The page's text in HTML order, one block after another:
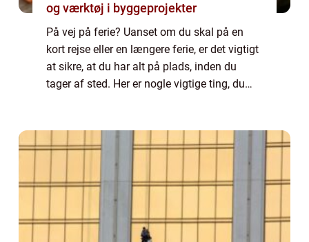
og værktøj i byggeprojekter
På vej på ferie? Uanset om du skal på en
kort rejse eller en længere ferie, er det vigtigt
at sikre, at du har alt på plads, inden du
tager af sted. Her er nogle vigtige ting, du